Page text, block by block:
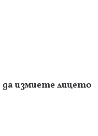
измиете лицето